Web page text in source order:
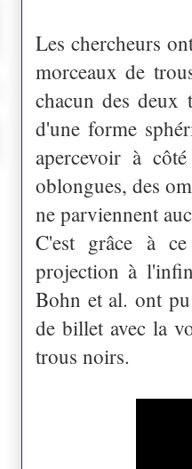
Les chercheurs
morceaux de
chacun des deux
d'une forme
apercevoir à
oblongues, des
ne parviennent
C'est grâce à
projection à
Bohn et al. ont
de billet avec la
trous noirs.